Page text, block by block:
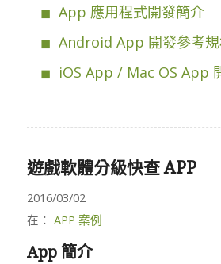
App 應用程式開發簡介
Android App 開發參考
iOS App / Mac OS App
遊戲軟體分級快查 APP
2016/03/02
在： APP 案例
App 簡介